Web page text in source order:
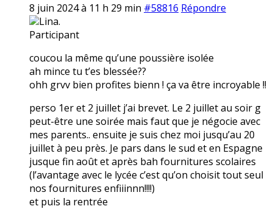
8 juin 2024 à 11 h 29 min #58816 Répondre
Lina.
Participant
coucou la même qu’une poussière isolée
ah mince tu t’es blessée??
ohh grvv bien profites bienn ! ça va être incroyable !!
perso 1er et 2 juillet j’ai brevet. Le 2 juillet au soir g
peut-être une soirée mais faut que je négocie avec
mes parents.. ensuite je suis chez moi jusqu’au 20
juillet à peu près. Je pars dans le sud et en Espagne
jusque fin août et après bah fournitures scolaires
(l’avantage avec le lycée c’est qu’on choisit tout seul
nos fournitures enfiiinnn!!!!)
et puis la rentrée